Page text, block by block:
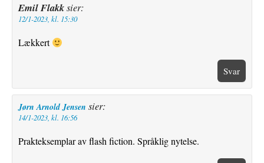
Emil Flakksier:
12/1-2023, kl. 15:30
Lækkert
Svar
Jørn Arnold Jensen sier:
14/1-2023, kl. 16:56
Prakteksemplar av flash fiction. Språklig nytelse.